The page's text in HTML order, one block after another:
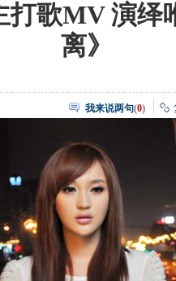
打歌MV 演绎
离》
我来说两句(0)